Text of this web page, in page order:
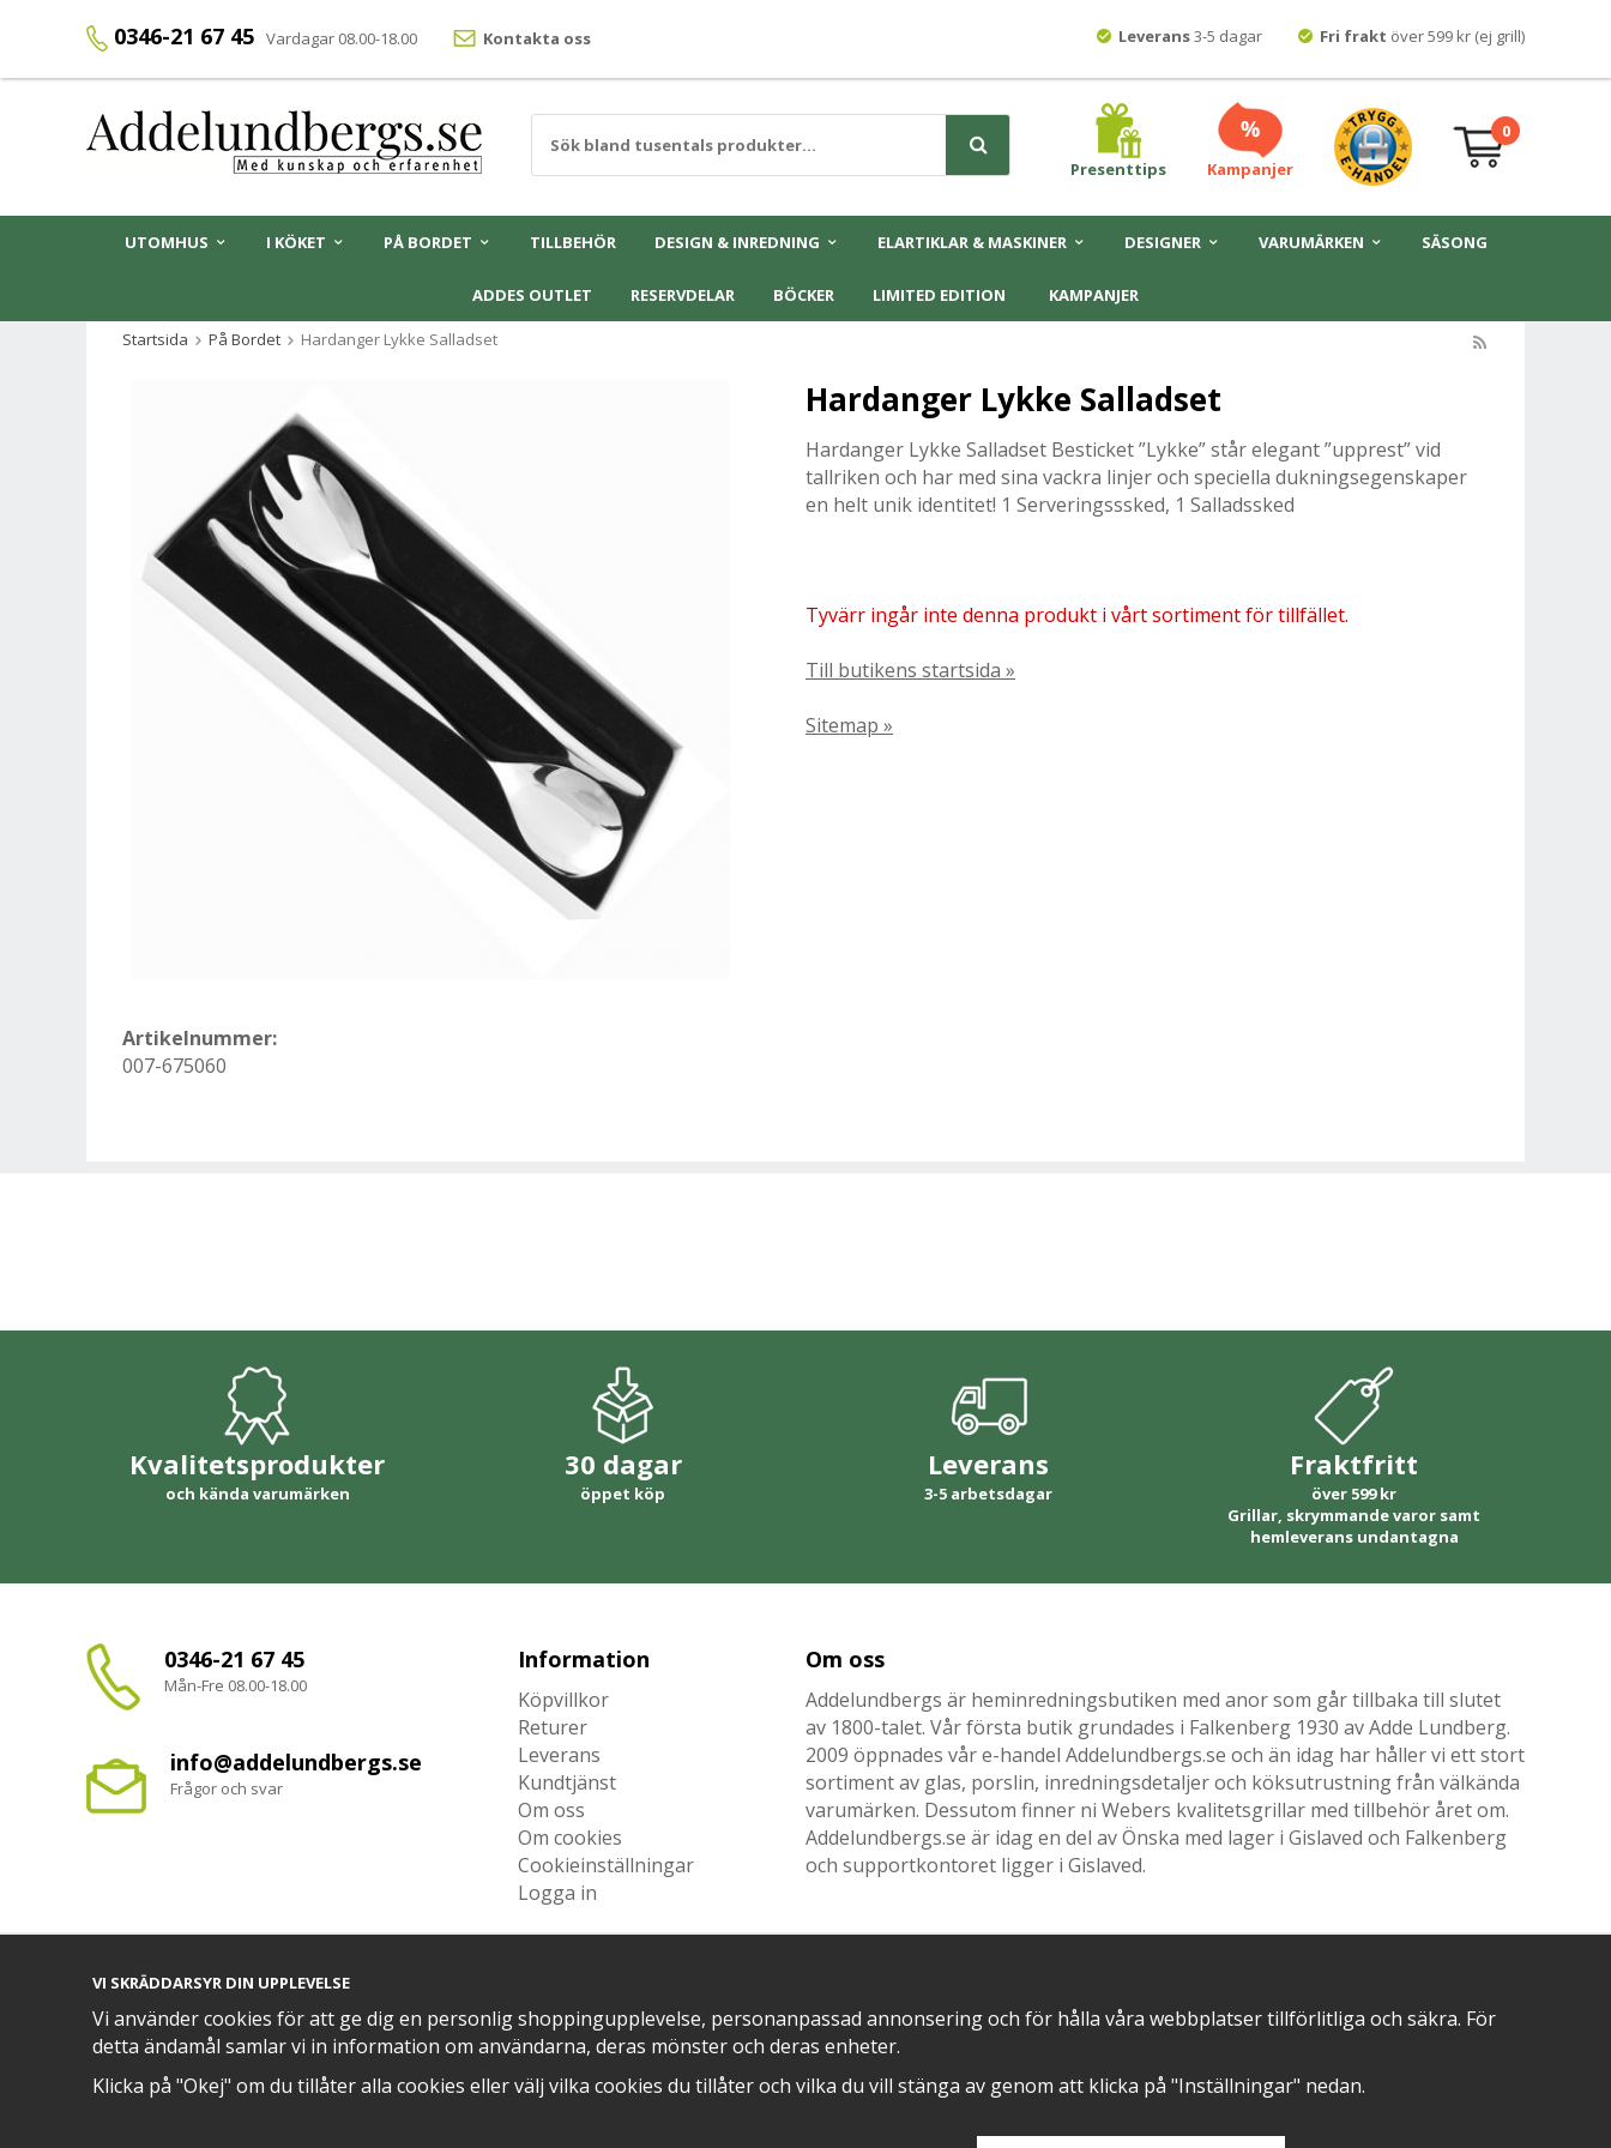
0346-21 67 45 Vardagar 08.00-18.00 Kontakta oss Leverans3-5 dagar Fri frakt över 599 kr (ej grill)
Presenttips Kampanjer
0
UTOMHUS I KÖKET PÅ BORDET TILLBEHÖR DESIGN & INREDNING ELARTIKLAR & MASKINER DESIGNER VARUMÄRKEN SÄSONG
ADDES OUTLET RESERVDELAR BÖCKER LIMITED EDITION KAMPANJER
Startsida På Bordet Hardanger Lykke Salladset
Hardanger Lykke Salladset
Hardanger Lykke Salladset Besticket ”Lykke” står elegant ”upprest” vid
tallriken och har med sina vackra linjer och speciella dukningsegenskaper
en helt unik identitet! 1 Serveringsssked, 1 Salladssked
Tyvärr ingår inte denna produkt i vårt sortiment för tillfället.
Till butikens startsida »
Sitemap »
Artikelnummer:
007-675060
Kvalitetsprodukter
och kända varumärken
30 dagar
öppet köp
Leverans
3-5 arbetsdagar
Fraktfritt
över 599 kr
Grillar, skrymmande varor samt
hemleverans undantagna
0346-21 67 45
Mån-Fre 08.00-18.00
info@addelundbergs.se
Frågor och svar
Information
Köpvillkor
Returer
Leverans
Kundtjänst
Om oss
Om cookies
Cookieinställningar
Logga in
Om oss
Addelundbergs är heminredningsbutiken med anor som går tillbaka till slutet
av 1800-talet. Vår första butik grundades i Falkenberg 1930 av Adde Lundberg.
2009 öppnades vår e-handel Addelundbergs.se och än idag har håller vi ett stort
sortiment av glas, porslin, inredningsdetaljer och köksutrustning från välkända
varumärken. Dessutom finner ni Webers kvalitetsgrillar med tillbehör året om.
Addelundbergs.se är idag en del av Önska med lager i Gislaved och Falkenberg
och supportkontoret ligger i Gislaved.
TRYGG BETALNING MED​ SNABB LEVERANS MED EN DEL AV POSITIVA OMDÖMEN PÅ
VI SKRÄDDARSYR DIN UPPLEVELSE
Vi använder cookies för att ge dig en personlig shoppingupplevelse, personanpassad annonsering och för hålla våra webbplatser tillförlitliga och säkra. För
detta ändamål samlar vi in information om användarna, deras mönster och deras enheter.
Klicka på "Okej" om du tillåter alla cookies eller välj vilka cookies du tillåter och vilka du vill stänga av genom att klicka på "Inställningar" nedan.